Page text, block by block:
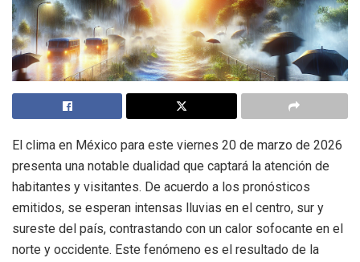
El clima en México para este viernes 20 de marzo de 2026
presenta una notable dualidad que captará la atención de
habitantes y visitantes. De acuerdo a los pronósticos
emitidos, se esperan intensas lluvias en el centro, sur y
sureste del país, contrastando con un calor sofocante en el
norte y occidente. Este fenómeno es el resultado de la